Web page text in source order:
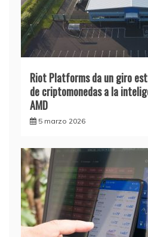
Riot Platforms da un giro
de criptomonedas a la
AMD
5 marzo 2026